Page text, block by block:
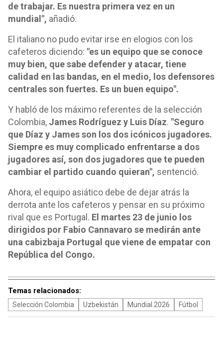
de trabajar. Es nuestra primera vez en un
mundial", añadió.
El italiano no pudo evitar irse en elogios con los
cafeteros diciendo: "es un equipo que se conoce
muy bien, que sabe defender y atacar, tiene
calidad en las bandas, en el medio, los defensores
centrales son fuertes. Es un buen equipo".
Y habló de los máximo referentes de la selección
Colombia, James Rodríguez y Luis Díaz. "Seguro
que Díaz y James son los dos icónicos jugadores.
Siempre es muy complicado enfrentarse a dos
jugadores así, son dos jugadores que te pueden
cambiar el partido cuando quieran", sentenció.
Ahora, el equipo asiático debe de dejar atrás la
derrota ante los cafeteros y pensar en su próximo
rival que es Portugal. El martes 23 de junio los
dirigidos por Fabio Cannavaro se medirán ante
una cabizbaja Portugal que viene de empatar con
República del Congo.
Temas relacionados:
Selección Colombia Uzbekistán Mundial 2026 Fútbol